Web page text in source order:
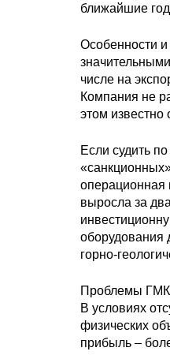
ближайшие
Особенности и
числе на
Компания не
этом
Если судить
операционная
выросла за
оборудования
горно-
Проблемы ГМК
В условиях
физических
прибыль –